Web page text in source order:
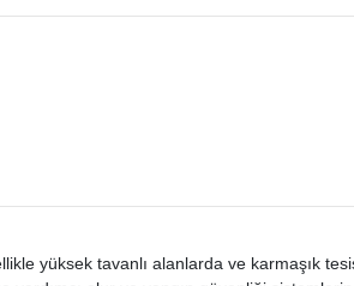
yüksek tavanlı alanlarda ve karmaşık